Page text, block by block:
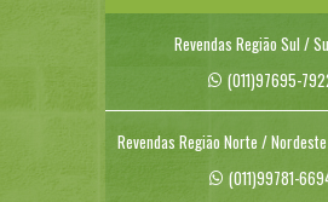
Revendas Região Sul /
(011)97695-
Revendas Região Norte /
(011)99781-